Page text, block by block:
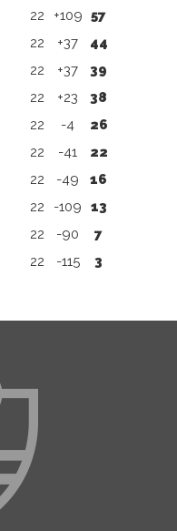
22 +109 57
22 +37
44
22 +37
39
22 +23
38
22 -4
26
22 -41
22
22 -49
16
22 -109
13
22 -90
7
22 -115 3